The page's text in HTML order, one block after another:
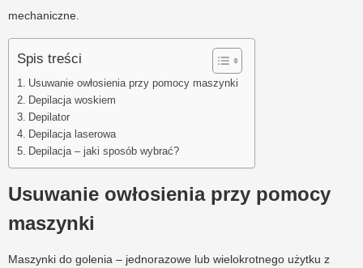
mechaniczne.
Spis treści
Usuwanie owłosienia przy pomocy maszynki
Depilacja woskiem
Depilator
Depilacja laserowa
Depilacja – jaki sposób wybrać?
Usuwanie owłosienia przy pomocy
maszynki
Maszynki do golenia – jednorazowe lub wielokrotnego użytku z